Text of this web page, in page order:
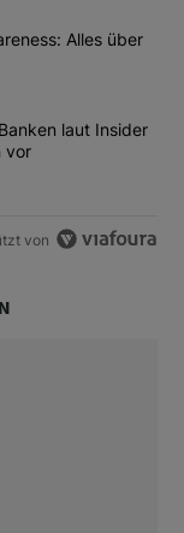
kommentierten
bei Situational
Alles über
bereitet
laut Insider
vor
von